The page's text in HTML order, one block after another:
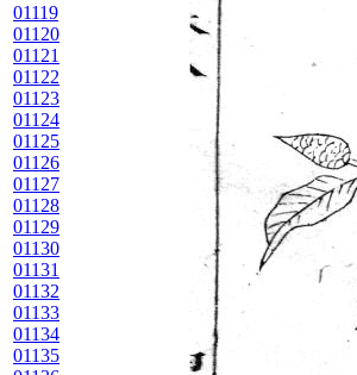
01119
01120
01121
01122
01123
01124
01125
01126
01127
01128
01129
01130
01131
01132
01133
01134
01135